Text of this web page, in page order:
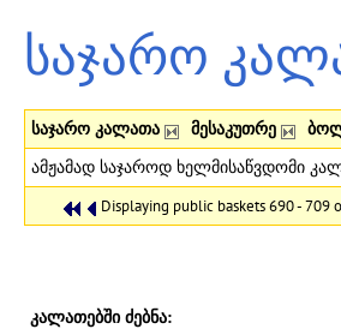
საჯარო
საჯარო კალათა მესაკუთრე
Displaying public baskets 690 - 709
ამჟამად საჯაროდ ხელმისაწვდომი
კალათებში ძებნა: